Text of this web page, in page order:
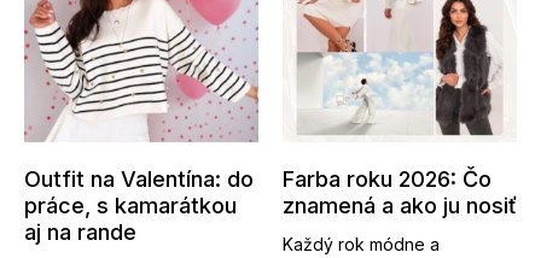
Outfit na Valentína: do
práce, s kamarátkou
aj na rande
Farba roku 2026: Čo
znamená a ako ju nosiť
Každý rok módne a